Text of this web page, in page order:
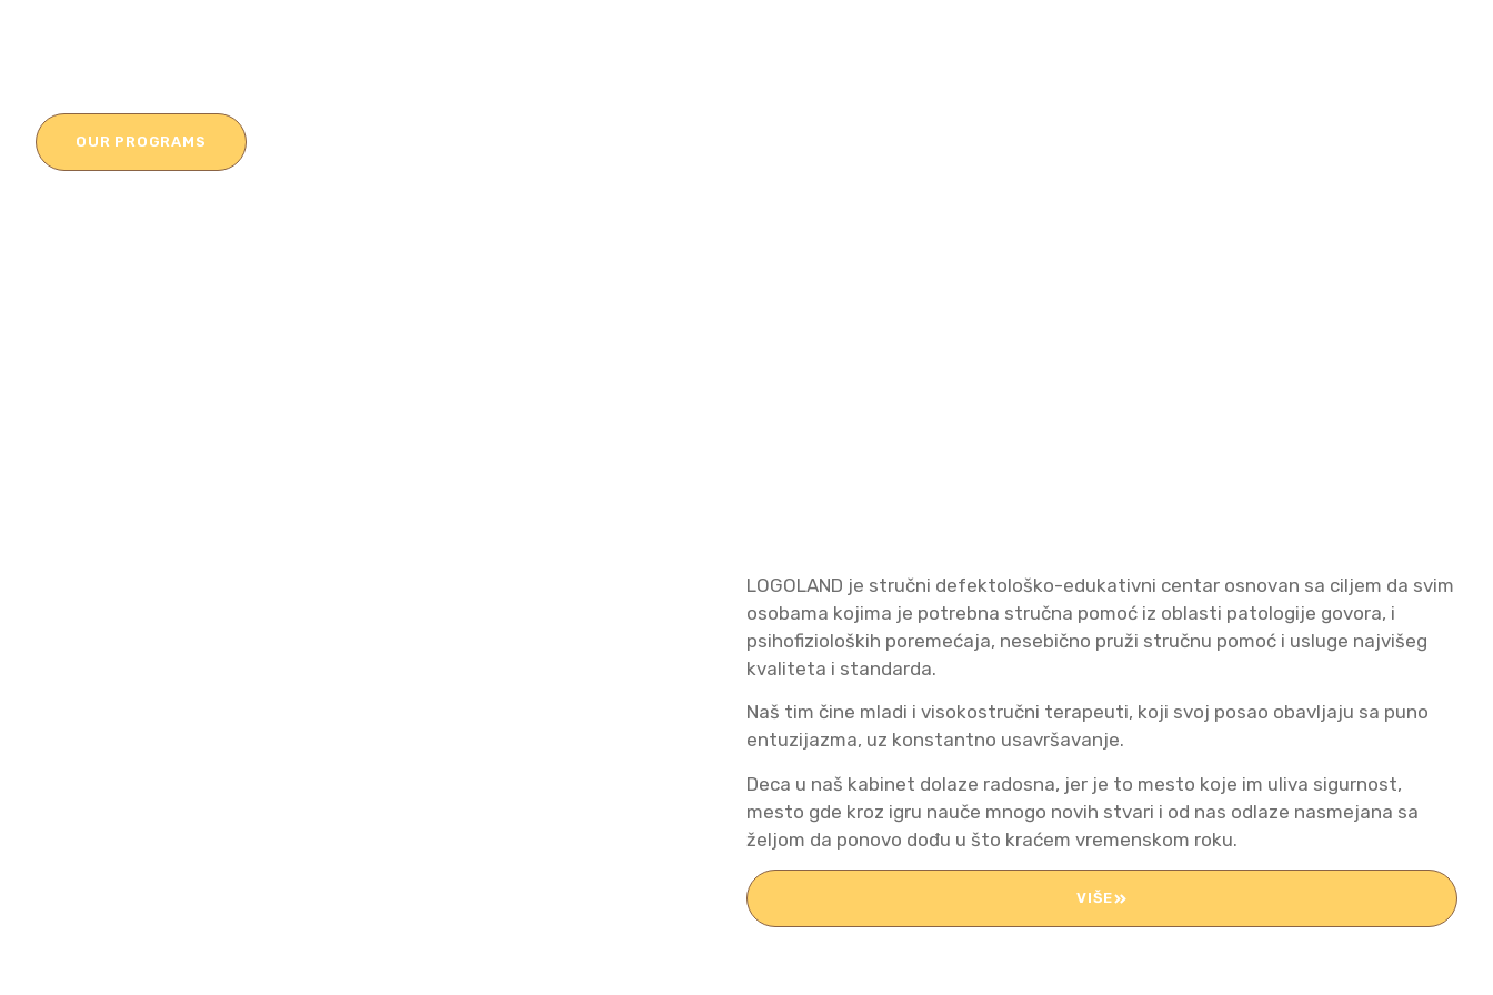
OUR PROGRAMS
LOGOLAND je stručni defektološko-edukativni centar osnovan sa ciljem da svim
osobama kojima je potrebna stručna pomoć iz oblasti patologije govora, i
psihofizioloških poremećaja, nesebično pruži stručnu pomoć i usluge najvišeg
kvaliteta i standarda.
Naš tim čine mladi i visokostručni terapeuti, koji svoj posao obavljaju sa puno
entuzijazma, uz konstantno usavršavanje.
Deca u naš kabinet dolaze radosna, jer je to mesto koje im uliva sigurnost,
mesto gde kroz igru nauče mnogo novih stvari i od nas odlaze nasmejana sa
željom da ponovo dođu u što kraćem vremenskom roku.
VIŠE